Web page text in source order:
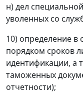
н) дел
уволенных со
10) определение в
порядком сроков
идентификации, а
таможенных
отчетности);